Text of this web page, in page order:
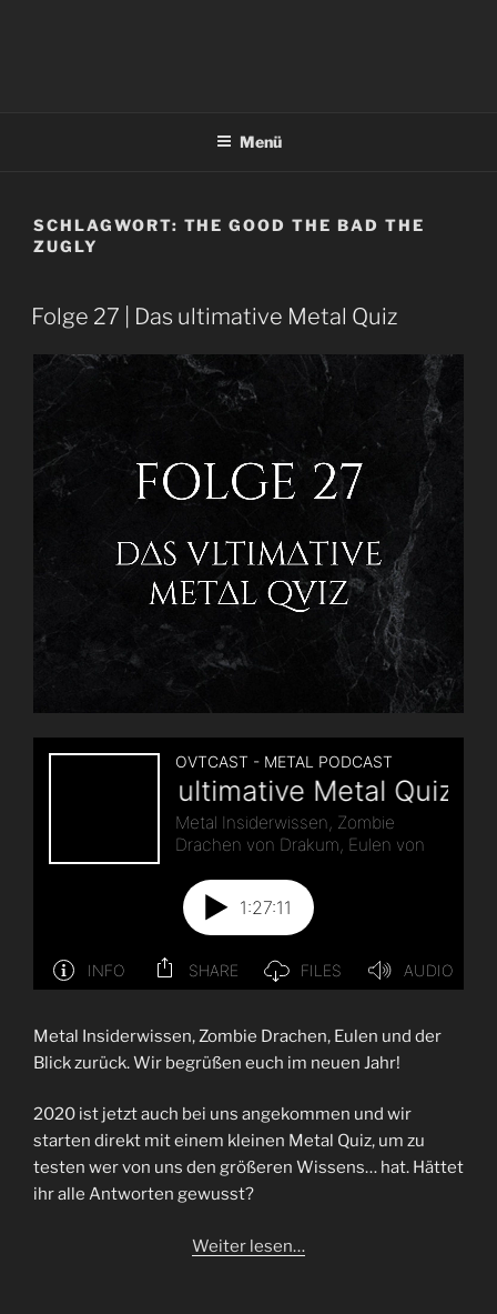
Menü
SCHLAGWORT: THE GOOD THE BAD THE
ZUGLY
Folge 27 | Das ultimative Metal Quiz
Metal Insiderwissen, Zombie Drachen, Eulen und der
Blick zurück. Wir begrüßen euch im neuen Jahr!
2020 ist jetzt auch bei uns angekommen und wir
starten direkt mit einem kleinen Metal Quiz, um zu
testen wer von uns den größeren Wissens… hat. Hättet
ihr alle Antworten gewusst?
Weiter lesen…